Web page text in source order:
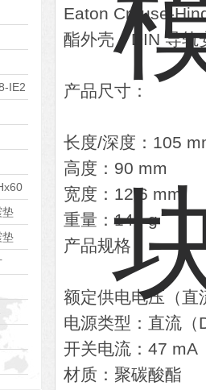
IE2
垫
垫
Eaton Crouse-
酯外壳，DIN 导轨
产品尺寸：
长度/深度：105
高度：90 mm
宽度：12.6 mm
重量：140 g
产品规格：
额定供电电压（直
电源类型：直流（
开关电流：47 mA
材质：聚碳酸酯